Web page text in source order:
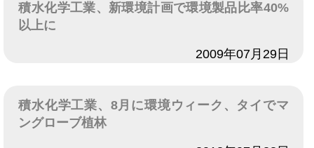
積水化学工業、新環境計画で環境製品比率40%
以上に
2009年07月29日
積水化学工業、8月に環境ウィーク、タイでマ
ングローブ植林